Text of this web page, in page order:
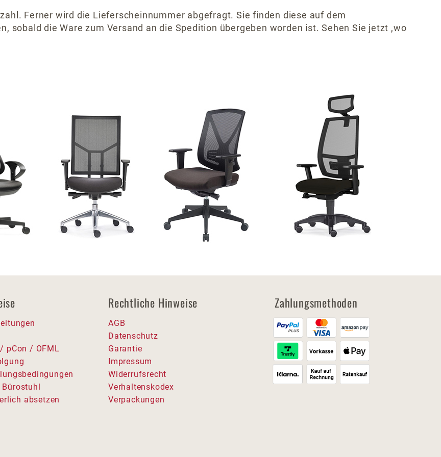
Ferner wird die Lieferscheinnummer abgefragt. Sie finden diese auf dem
sobald die Ware zum Versand an die Spedition übergeben worden ist. Sehen Sie jetzt ,wo
pCon / OFML
absetzen
Rechtliche Hinweise
AGB
Datenschutz
Garantie
Impressum
Widerrufsrecht
Verhaltenskodex
Verpackungen
Zahlungsmethoden